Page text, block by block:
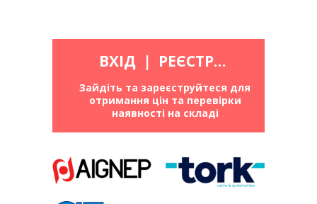
ВХІД | РЕЄСТРАЦІЯ
Зайдіть та зареєструйтеся для
отримання цін та перевірки
наявності на складі